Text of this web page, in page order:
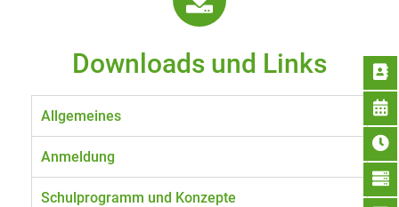
Downloads und Links
Allgemeines
Anmeldung
Schulprogramm und Konzepte